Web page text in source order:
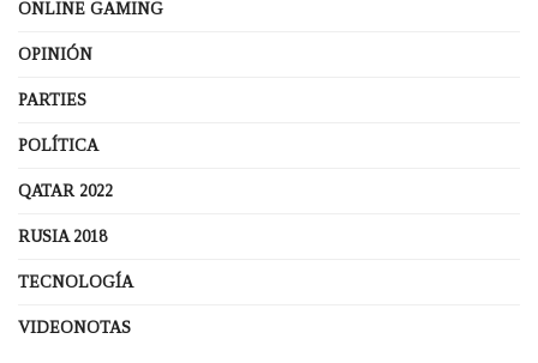
ONLINE GAMING
OPINIÓN
PARTIES
POLÍTICA
QATAR 2022
RUSIA 2018
TECNOLOGÍA
VIDEONOTAS